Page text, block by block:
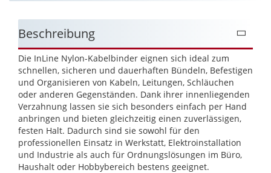
Beschreibung
Die InLine Nylon-Kabelbinder eignen sich ideal zum
schnellen, sicheren und dauerhaften Bündeln, Befestigen
und Organisieren von Kabeln, Leitungen, Schläuchen
oder anderen Gegenständen. Dank ihrer innenliegenden
Verzahnung lassen sie sich besonders einfach per Hand
anbringen und bieten gleichzeitig einen zuverlässigen,
festen Halt. Dadurch sind sie sowohl für den
professionellen Einsatz in Werkstatt, Elektroinstallation
und Industrie als auch für Ordnungslösungen im Büro,
Haushalt oder Hobbybereich bestens geeignet.